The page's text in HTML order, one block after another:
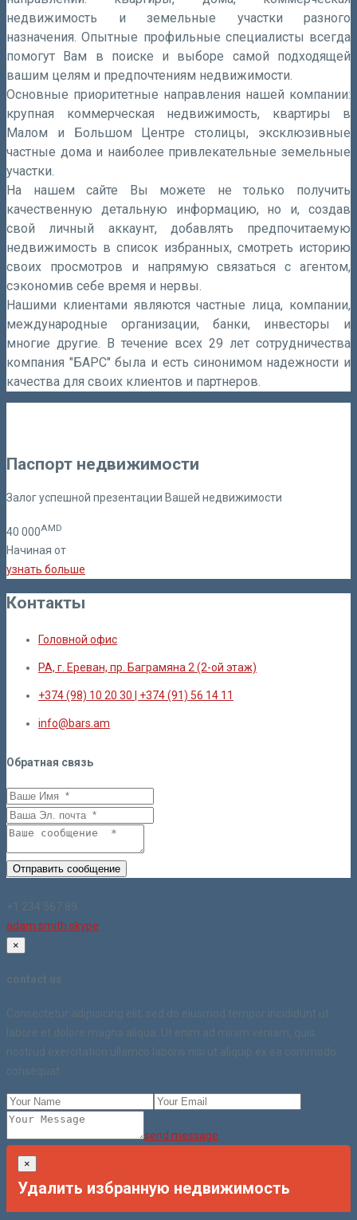
недвижимость и земельные участки разного
назначения. Опытные профильные специалисты всегда
помогут Вам в поиске и выборе самой подходящей
вашим целям и предпочтениям недвижимости.
Основные приоритетные направления нашей компании:
крупная коммерческая недвижимость, квартиры в
Малом и Большом Центре столицы, эксклюзивные
частные дома и наиболее привлекательные земельные
участки.
На нашем сайте Вы можете не только получить
качественную детальную информацию, но и, создав
свой личный аккаунт, добавлять предпочитаемую
недвижимость в список избранных, смотреть историю
своих просмотров и напрямую связаться с агентом,
сэкономив себе время и нервы.
Нашими клиентами являются частные лица, компании,
международные организации, банки, инвесторы и
многие другие. В течение всех 29 лет сотрудничества
компания "БАРС" была и есть синонимом надежности и
качества для своих клиентов и партнеров.
Паспорт недвижимости
Залог успешной презентации Вашей недвижимости
40 000AMD
Начиная от
узнать больше
Контакты
Головной офис
РА, г. Ереван, пр. Баграмяна 2 (2-ой этаж)
+374 (98) 10 20 30 | +374 (91) 56 14 11
info@bars.am
Обратная связь
Отправить сообщение
+1 234 567 89
adam.smith.skype
×
contact us
Consectetur adipisicing elit, sed do eiusmod tempor incididunt ut
labore et dolore magna aliqua. Ut enim ad minim veniam, quis
nostrud exercitation ullamco laboris nisi ut aliquip ex ea commodo
consequat.
send message
×
Удалить избранную недвижимость